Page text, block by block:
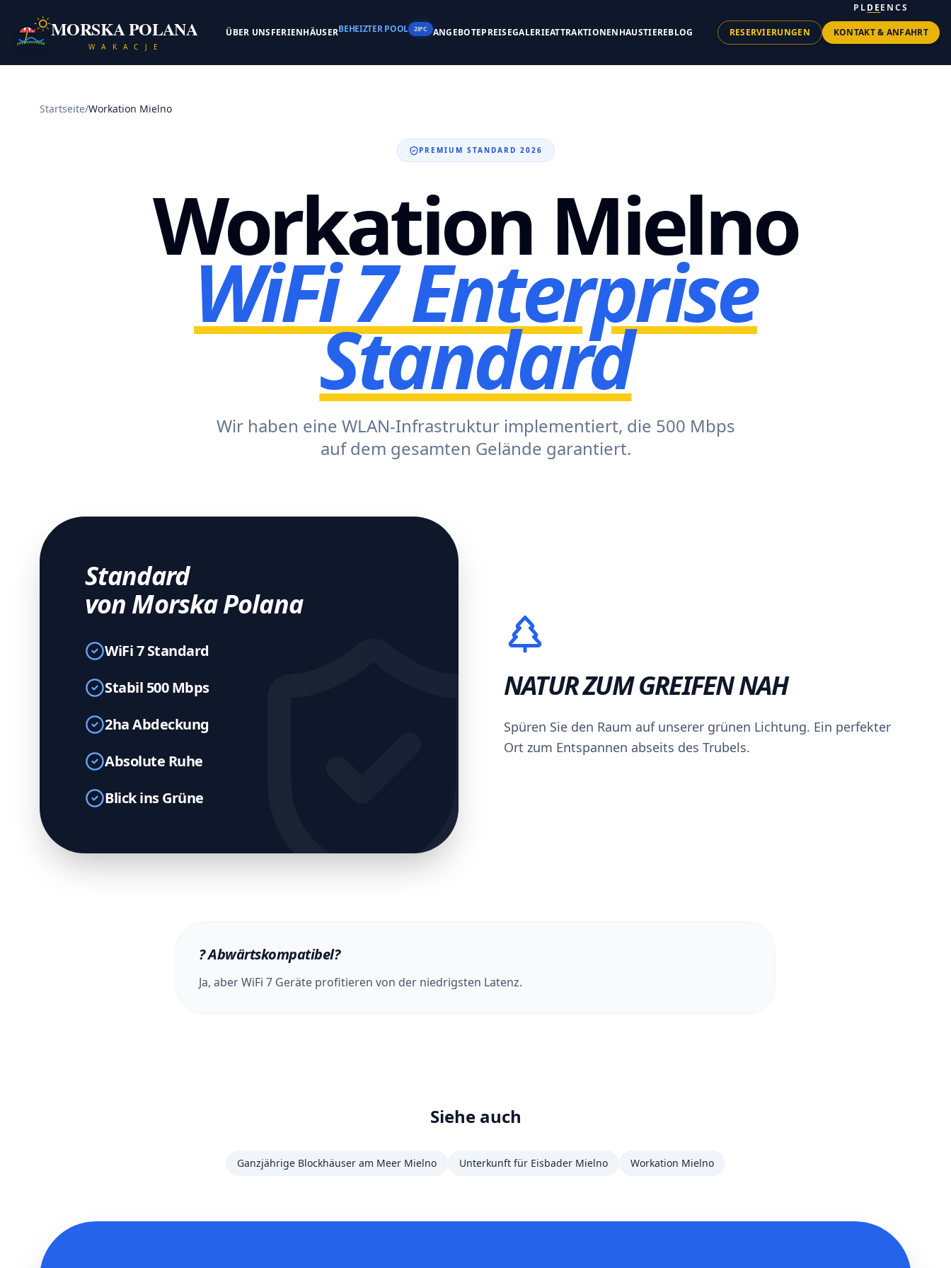
MORSKA POLANA
W A K A C J E
ÜBER UNSFERIENHÄUSERBEHEIZTER POOL 28°C ANGEBOTEPREISEGALERIEATTRAKTIONENHAUSTIEREBLOG RESERVIERUNGEN
PLDEENCS
KONTAKT & ANFAHRT
Startseite/Workation Mielno
PREMIUM STANDARD 2026
Workation Mielno
WiFi 7 Enterprise
Standard
Wir haben eine WLAN-Infrastruktur implementiert, die 500 Mbps
auf dem gesamten Gelände garantiert.
Standard
von Morska Polana
WiFi 7 Standard
Stabil 500 Mbps
2ha Abdeckung
Absolute Ruhe
Blick ins Grüne
NATUR ZUM GREIFEN NAH
Spüren Sie den Raum auf unserer grünen Lichtung. Ein perfekter
Ort zum Entspannen abseits des Trubels.
?Abwärtskompatibel?
Ja, aber WiFi 7 Geräte profitieren von der niedrigsten Latenz.
Siehe auch
Ganzjährige Blockhäuser am Meer Mielno Unterkunft für Eisbader Mielno Workation Mielno